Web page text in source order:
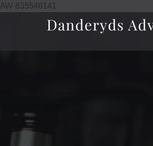
AW-835546141